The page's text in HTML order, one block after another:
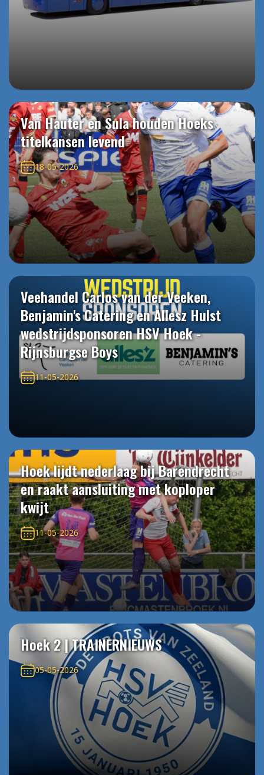
Van Hauter en Sula houden Hoeks
titelkansen levend
18-05-2026
Veehandel Carlos van der Veeken,
Benjamin's Catering en Allesz Hulst
wedstrijdsponsoren HSV Hoek -
Rijnsburgse Boys
11-05-2026
Hoek lijdt nederlaag bij Barendrecht
en raakt aansluiting met koploper
kwijt
11-05-2026
Hoek 2 | TRAINERNIEUWS
05-05-2026